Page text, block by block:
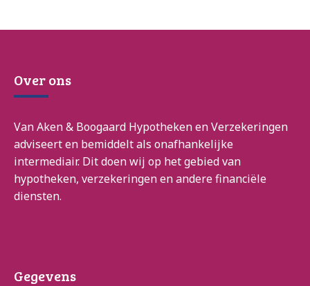
Over ons
Van Aken & Boogaard Hypotheken en Verzekeringen
adviseert en bemiddelt als onafhankelijke
intermediair. Dit doen wij op het gebied van
hypotheken, verzekeringen en andere financiële
diensten.
Gegevens